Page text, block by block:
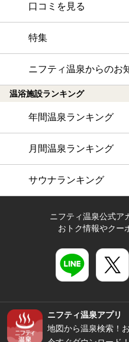
口コミを見る
特集
ニフティ温泉からのお
温浴施設ランキング
年間温泉ランキング
月間温泉ランキング
サウナランキング
ニフティ温泉公式ア
おトク情報やクー
ニフティ温泉アプリ
地図から温泉検索！